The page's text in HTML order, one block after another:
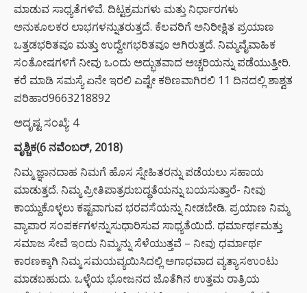
ಮಾಡುವ ಸಾಧ್ಯತೆಗಳಿವೆ. ದಿಟ್ಟಕ್ರಮಗಳು ಮತ್ತು ನಿರ್ಧಾರಗಳು
ಅನುಕೂಲಕರ ಲಾಭಗಳನ್ನುತರುತ್ತದೆ. ಕೆಲವರಿಗೆ ಅನಿರೀಕ್ಷಿತ ಪ್ರಯಾಣ
ಒತ್ತಡಭರಿತವೂ ಮತ್ತು ಉದ್ವೇಗಭರಿತವೂ ಆಗಿರುತ್ತದೆ. ನಿಮ್ಮವೈವಾಹಿಕ
ಸಂತೋಷಗಳಿಗೆ ನೀವು ಒಂದು ಅದ್ಭುತವಾದ ಅಚ್ಚರಿಯನ್ನು ಪಡೆಯುತ್ತೀರಿ.
ಕರೆ ಮಾಡಿ ಸಮಸ್ಯೆ ಏನೇ ಇರಲಿ ಎಷ್ಟೇ ಕಠಿಣವಾಗಿರಲಿ 11 ದಿನದಲ್ಲಿ ಶಾಶ್ವತ
ಪರಿಹಾರ9663218892
ಅದೃಷ್ಟ ಸಂಖ್ಯೆ: 4
ವೃಶ್ಚಿಕ(6 ನವೆಂಬರ್, 2018)
ನಿಮ್ಮ ಜ್ಞಾನದಾಹ ನಿಮಗೆ ಹೊಸ ಸ್ನೇಹಿತರನ್ನು ಪಡೆಯಲು ಸಹಾಯ
ಮಾಡುತ್ತದೆ. ನಿಮ್ಮ ಪ್ರೀತಿಪಾತ್ರರುಬದ್ಧತೆಯನ್ನು ಬಯಸುತ್ತಾರೆ- ನೀವು
ಕಾಯ್ದುಕೊಳ್ಳಲು ಕಷ್ಟವಾಗುವ ಭರವಸೆಯನ್ನು ನೀಡಬೇಡಿ. ಪ್ರಯಾಣ ನಿಮ್ಮ
ವ್ಯಾಪಾರ ಸಂಪರ್ಕಗಳನ್ನುಸುಧಾರಿಸುವ ಸಾಧ್ಯತೆಯಿದೆ. ಧರ್ಮಾರ್ಥಮತ್ತು
ಸಮಾಜ ಸೇವೆ ಇಂದು ನಿಮ್ಮನ್ನು ಸೆಳೆಯುತ್ತವೆ – ನೀವು ಧರ್ಮಾರ್ಥ
ಕಾರಣಕ್ಕಾಗಿ ನಿಮ್ಮ ಸಮಯವ್ಯಯಿಸಿದಲ್ಲಿ ಅಗಾಧವಾದ ವ್ಯತ್ಯಾಸಉಂಟು
ಮಾಡಬಹುದು. ಒಳ್ಳೆಯ ಭೋಜನದ ಜೊತೆಗಿನ ಉತ್ತಮ ರಾತ್ರಿಯ